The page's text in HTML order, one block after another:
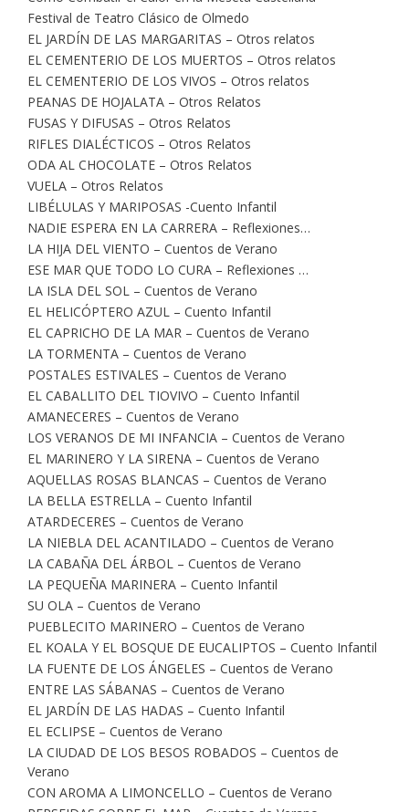
Festival de Teatro Clásico de Olmedo
EL JARDÍN DE LAS MARGARITAS – Otros relatos
EL CEMENTERIO DE LOS MUERTOS – Otros relatos
EL CEMENTERIO DE LOS VIVOS – Otros relatos
PEANAS DE HOJALATA – Otros Relatos
FUSAS Y DIFUSAS – Otros Relatos
RIFLES DIALÉCTICOS – Otros Relatos
ODA AL CHOCOLATE – Otros Relatos
VUELA – Otros Relatos
LIBÉLULAS Y MARIPOSAS -Cuento Infantil
NADIE ESPERA EN LA CARRERA – Reflexiones…
LA HIJA DEL VIENTO – Cuentos de Verano
ESE MAR QUE TODO LO CURA – Reflexiones …
LA ISLA DEL SOL – Cuentos de Verano
EL HELICÓPTERO AZUL – Cuento Infantil
EL CAPRICHO DE LA MAR – Cuentos de Verano
LA TORMENTA – Cuentos de Verano
POSTALES ESTIVALES – Cuentos de Verano
EL CABALLITO DEL TIOVIVO – Cuento Infantil
AMANECERES – Cuentos de Verano
LOS VERANOS DE MI INFANCIA – Cuentos de Verano
EL MARINERO Y LA SIRENA – Cuentos de Verano
AQUELLAS ROSAS BLANCAS – Cuentos de Verano
LA BELLA ESTRELLA – Cuento Infantil
ATARDECERES – Cuentos de Verano
LA NIEBLA DEL ACANTILADO – Cuentos de Verano
LA CABAÑA DEL ÁRBOL – Cuentos de Verano
LA PEQUEÑA MARINERA – Cuento Infantil
SU OLA – Cuentos de Verano
PUEBLECITO MARINERO – Cuentos de Verano
EL KOALA Y EL BOSQUE DE EUCALIPTOS – Cuento Infantil
LA FUENTE DE LOS ÁNGELES – Cuentos de Verano
ENTRE LAS SÁBANAS – Cuentos de Verano
EL JARDÍN DE LAS HADAS – Cuento Infantil
EL ECLIPSE – Cuentos de Verano
LA CIUDAD DE LOS BESOS ROBADOS – Cuentos de
Verano
CON AROMA A LIMONCELLO – Cuentos de Verano